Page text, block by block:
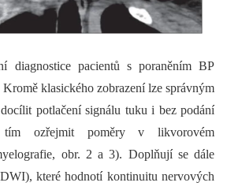
dia­gnostice pacientů s poraněním BP
Kromě klasického zobrazení lze správným
potlačení signálu tuku i bez podání
ozřejmit poměry v likvorovém
obr. 2 a 3). Doplňují se dále
které hodnotí kontinuitu nervových